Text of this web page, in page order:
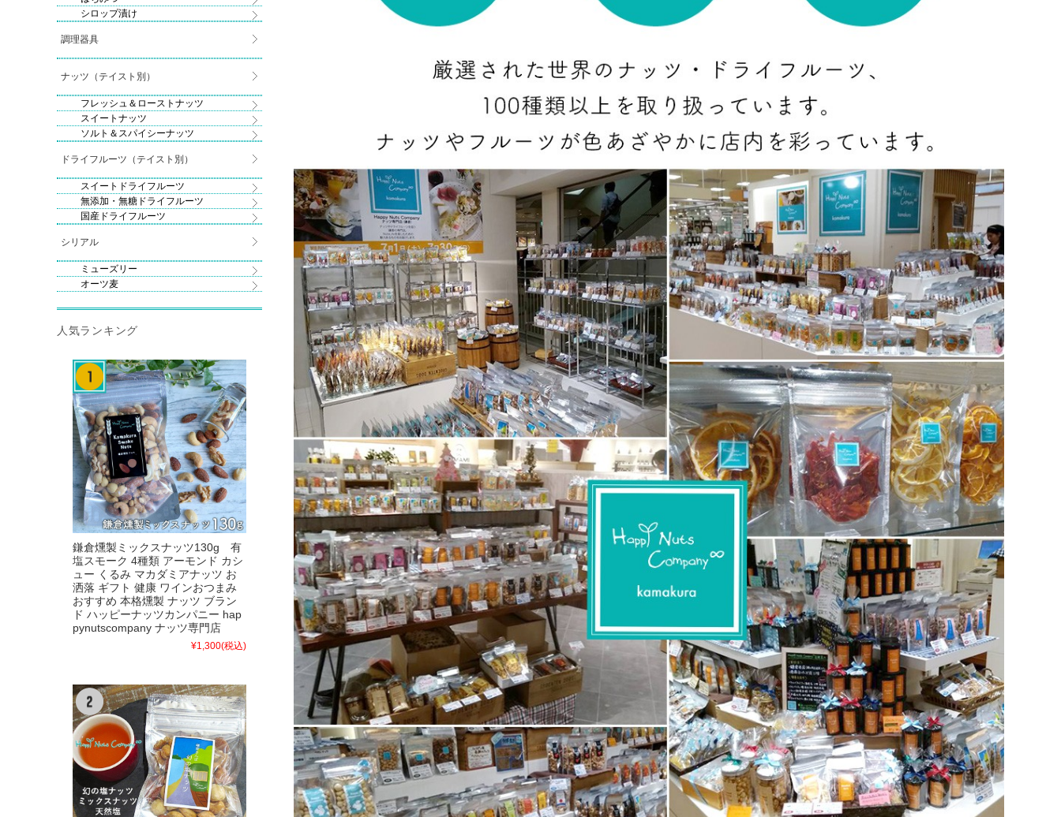
シロップ漬け
調理器具
ナッツ（テイスト別）
フレッシュ＆ローストナッツ
スイートナッツ
ソルト＆スパイシーナッツ
ドライフルーツ（テイスト別）
スイートドライフルーツ
無添加・無糖ドライフルーツ
国産ドライフルーツ
シリアル
ミューズリー
オーツ麦
人気ランキング
鎌倉燻製ミックスナッツ130g 有
塩スモーク 4種類 アーモンド カシ
ュー くるみ マカダミアナッツ お
洒落 ギフト 健康 ワインおつまみ
おすすめ 本格燻製 ナッツ ブラン
ド ハッピーナッツカンパニー hap
pynutscompany ナッツ専門店
¥1,300(税込)